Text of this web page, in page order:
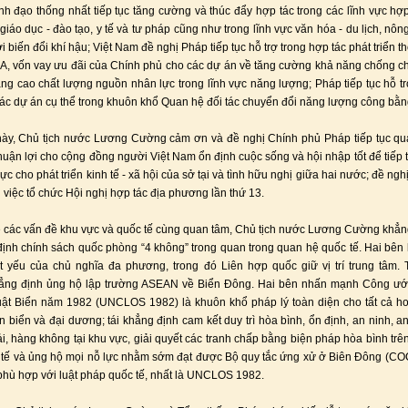
đạo thống nhất tiếp tục tăng cường và thúc đẩy hợp tác trong các lĩnh vực
dục - đào tạo, y tế và tư pháp cũng như trong lĩnh vực văn hóa - du lịch,
biến đổi khí hậu; Việt Nam đề nghị Pháp tiếp tục hỗ trợ trong hợp tác phát triển
vốn vay ưu đãi của Chính phủ cho các dự án về tăng cường khả năng chống
cao chất lượng nguồn nhân lực trong lĩnh vực năng lượng; Pháp tiếp tục hỗ
dự án cụ thể trong khuôn khổ Quan hệ đối tác chuyển đổi năng lượng công
Chủ tịch nước Lương Cường cảm ơn và đề nghị Chính phủ Pháp tiếp tục
lợi cho cộng đồng người Việt Nam ổn định cuộc sống và hội nhập tốt để tiếp
cho phát triển kinh tế - xã hội của sở tại và tình hữu nghị giữa hai nước; đề
việc tổ chức Hội nghị hợp tác địa phương lần thứ 13.
các vấn đề khu vực và quốc tế cùng quan tâm, Chủ tịch nước Lương Cường
chính sách quốc phòng “4 không” trong quan trong quan hệ quốc tế. Hai bên
yếu của chủ nghĩa đa phương, trong đó Liên hợp quốc giữ vị trí trung tâm.
định ủng hộ lập trường ASEAN về Biển Đông. Hai bên nhấn mạnh Công
Biển năm 1982 (UNCLOS 1982) là khuôn khổ pháp lý toàn diện cho tất cả
biển và đại dương; tái khẳng định cam kết duy trì hòa bình, ổn định, an ninh,
hàng không tại khu vực, giải quyết các tranh chấp bằng biện pháp hòa bình
và ủng hộ mọi nỗ lực nhằm sớm đạt được Bộ quy tắc ứng xử ở Biên Đông
hợp với luật pháp quốc tế, nhất là UNCLOS 1982.